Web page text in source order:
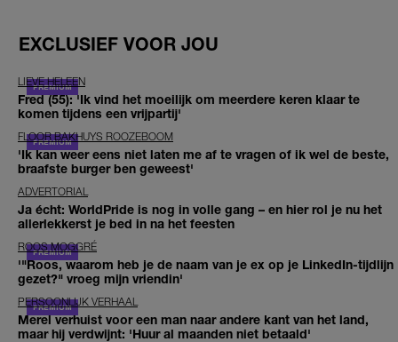
EXCLUSIEF VOOR JOU
LIEVE HELEEN
Fred (55): 'Ik vind het moeilijk om meerdere keren klaar te
komen tijdens een vrijpartij'
FLOOR BAKHUYS ROOZEBOOM
'Ik kan weer eens niet laten me af te vragen of ik wel de beste,
braafste burger ben geweest'
ADVERTORIAL
Ja écht: WorldPride is nog in volle gang – en hier rol je nu het
allerlekkerst je bed in na het feesten
ROOS MOGGRÉ
'"Roos, waarom heb je de naam van je ex op je LinkedIn-tijdlijn
gezet?" vroeg mijn vriendin'
PERSOONLIJK VERHAAL
Merel verhuist voor een man naar andere kant van het land,
maar hij verdwijnt: 'Huur al maanden niet betaald'